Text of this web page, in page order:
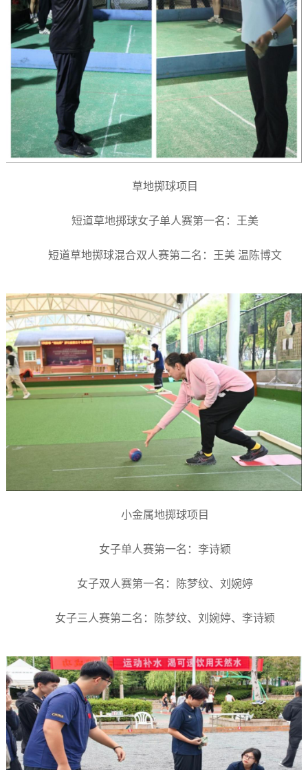
草地掷球项目
短道草地掷球女子单人赛第一名：王美
短道草地掷球混合双人赛第二名：王美 温陈博文
小金属地掷球项目
女子单人赛第一名：李诗颖
女子双人赛第一名：陈梦纹、刘婉婷
女子三人赛第二名：陈梦纹、刘婉婷、李诗颖